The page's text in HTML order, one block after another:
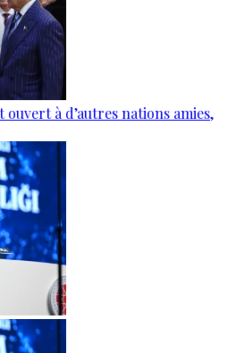
ouvert à d’autres nations amies,